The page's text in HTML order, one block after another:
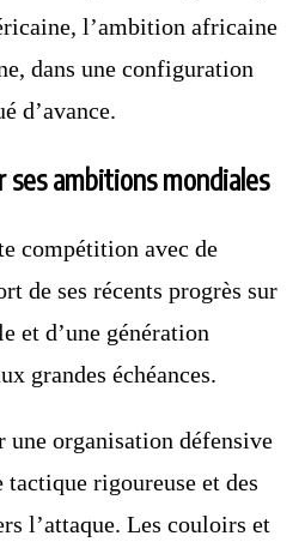
l’ambition africaine
dans une configuration
d’avance.
ses ambitions mondiales
compétition avec de
de ses récents progrès sur
et d’une génération
grandes échéances.
une organisation défensive
rigoureuse et des
l’attaque. Les couloirs et